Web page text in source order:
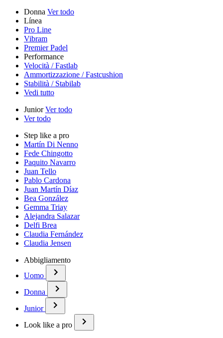
Donna Ver todo
Línea
Pro Line
Vibram
Premier Padel
Performance
Velocità / Fastlab
Ammortizzazione / Fastcushion
Stabilità / Stabilab
Vedi tutto
JuniorVer todo
Ver todo
Step like a pro
Martín Di Nenno
Fede Chingotto
Paquito Navarro
Juan Tello
Pablo Cardona
Juan Martín Díaz
Bea González
Gemma Triay
Alejandra Salazar
Delfi Brea
Claudia Fernández
Claudia Jensen
Abbigliamento
Uomo
Donna
Junior
Look like a pro